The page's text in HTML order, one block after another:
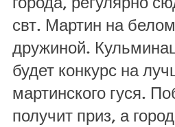
свт. Мартин на
дружиной.
будет конкурс на
мартинского гуся.
получит приз, а